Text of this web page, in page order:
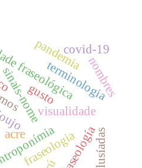
sinais-nomevisualidade
fraseologia
fraseológica
terminologia
fraseología
gusto
pandemiacovid-19
acre os lusíadas
nombres